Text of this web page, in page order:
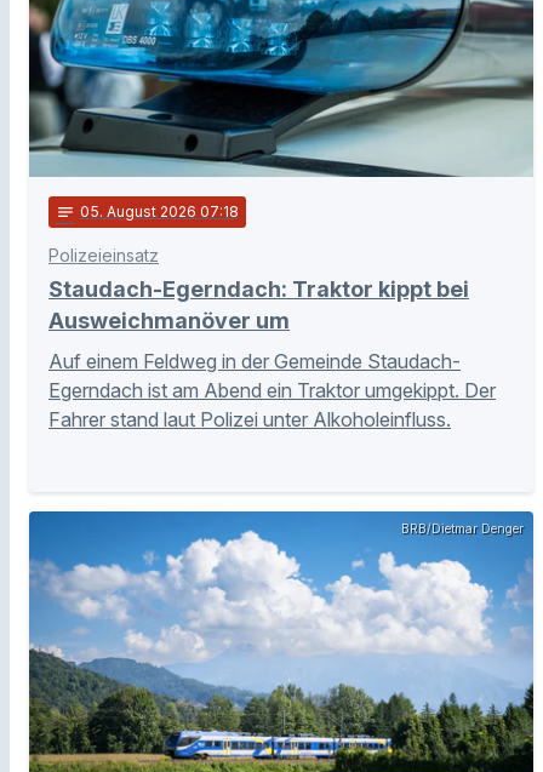
notes 05. August 2026 07:18
Polizeieinsatz
Staudach-Egerndach: Traktor kippt bei
Ausweichmanöver um
Auf einem Feldweg in der Gemeinde Staudach-
Egerndach ist am Abend ein Traktor umgekippt. Der
Fahrer stand laut Polizei unter Alkoholeinfluss.
BRB/Dietmar Denger